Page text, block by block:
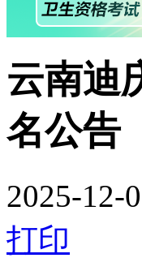
云南迪
名公告
2025-12-
打印